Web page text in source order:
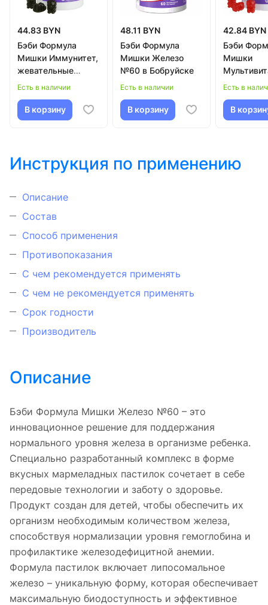
44.83 BYN
Бэби Формула
Мишки Иммунитет,
жевательные
пастилки №60 в
Есть в наличии
В корзину
48.11 BYN
Бэби Формула
Мишки Железо
№60 в Бобруйске
Есть в наличии
В корзину
42.84 BYN
Бэби
Мишки
№60 в
Есть в
В
Инструкция по применению
Описание
Состав
Способ применения
Противопоказания
С чем рекомендуется применять
С чем не рекомендуется применять
Срок годности
Производитель
Описание
Бэби Формула Мишки Железо №60 – это
инновационное решение для поддержания
нормального уровня железа в организме ребенка.
Специально разработанный комплекс в форме
вкусных мармеладных пастилок сочетает в себе
передовые технологии и заботу о здоровье.
Продукт создан для детей, чтобы обеспечить их
организм необходимым количеством железа,
способствуя нормализации уровня гемоглобина и
профилактике железодефицитной анемии.
Формула пастилок включает липосомальное
железо – уникальную форму, которая обеспечивает
максимальную биодоступность и эффективное